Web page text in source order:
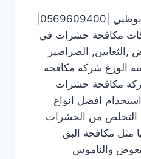
مكافحة حشرات في
,الثعابين, الصراصير
الوزغ شركة مكافحة
مكافحة حشرات
افضل انواع
التخلص من الحشرات
مثل مكافحة البق
والناموس